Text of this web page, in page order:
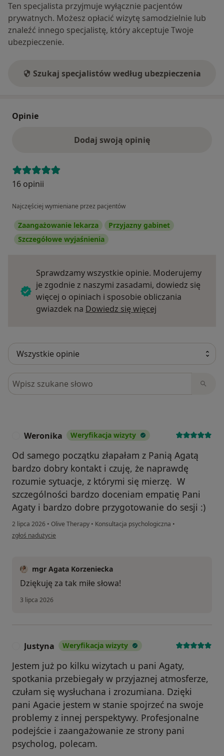
Ten specjalista przyjmuje wyłącznie pacjentów
prywatnych. Możesz opłacić wizytę samodzielnie lub
znaleźć innego specjalistę, który akceptuje Twoje
ubezpieczenie.
Szukaj specjalistów według ubezpieczenia
Opinie
Dodaj swoją opinię
16 opinii
Najczęściej wymieniane przez pacjentów
Zaangażowanie lekarza
Przyjazny gabinet
Szczegółowe wyjaśnienia
Sprawdzamy wszystkie opinie. Moderujemy
je zgodnie z naszymi zasadami, dowiedz się
więcej o opiniach i sposobie obliczania
gwiazdek na Dowiedz się więcej
Szukaj w opiniach
Weronika Weryfikacja wizyty
Od samego początku złapałam z Panią Agatą
bardzo dobry kontakt i czuję, że naprawdę
rozumie sytuacje, z którymi się mierzę. ‍ W
szczególności bardzo doceniam empatię Pani
Agaty i bardzo dobre przygotowanie do sesji :)
2 lipca 2026 • Olive Therapy • Konsultacja psychologiczna •
w opinii użytkownika Weronika
zgłoś nadużycie
mgr Agata Korzeniecka
Dziękuję za tak miłe słowa!
3 lipca 2026
Justyna Weryfikacja wizyty
Jestem już po kilku wizytach u pani Agaty,
spotkania przebiegały w przyjaznej atmosferze,
czułam się wysłuchana i zrozumiana. Dzięki
pani Agacie jestem w stanie spojrzeć na swoje
problemy z innej perspektywy. Profesjonalne
podejście i zaangażowanie ze strony pani
psycholog, polecam.